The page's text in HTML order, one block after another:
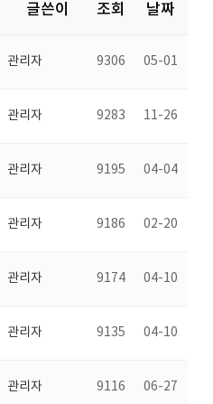
글쓴이 조회 날짜
관리자 9306 05-01
관리자 9283 11-26
관리자 9195 04-04
관리자 9186 02-20
관리자 9174 04-10
관리자 9135 04-10
관리자 9116 06-27